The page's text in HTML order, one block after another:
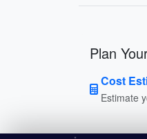
Plan
Cost
Estimate